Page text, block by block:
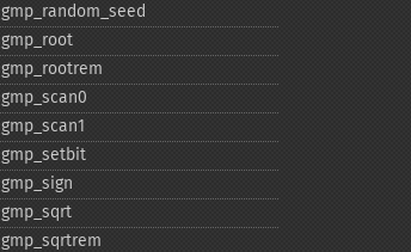
gmp_​random_​seed
gmp_​root
gmp_​rootrem
gmp_​scan0
gmp_​scan1
gmp_​setbit
gmp_​sign
gmp_​sqrt
gmp_​sqrtrem